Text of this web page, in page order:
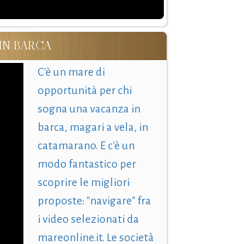
BARCA
C'è un mare di
opportunità per chi
sogna una vacanza in
barca, magari a vela, in
catamarano. E c'è un
modo fantastico per
scoprire le migliori
proposte: "navigare" fra
i video selezionati da
mareonline.it. Le società